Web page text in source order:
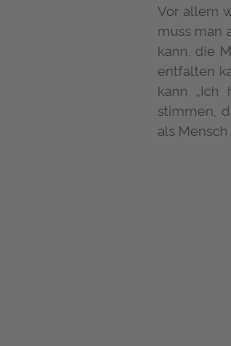
Vor allem
muss man
kann, die
entfalten
kann
stimmen,
als